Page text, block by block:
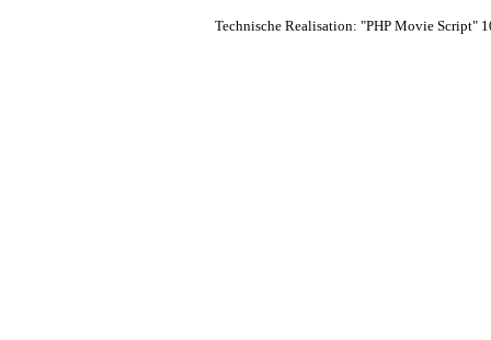
Technische Realisation: "PHP Movie Script"